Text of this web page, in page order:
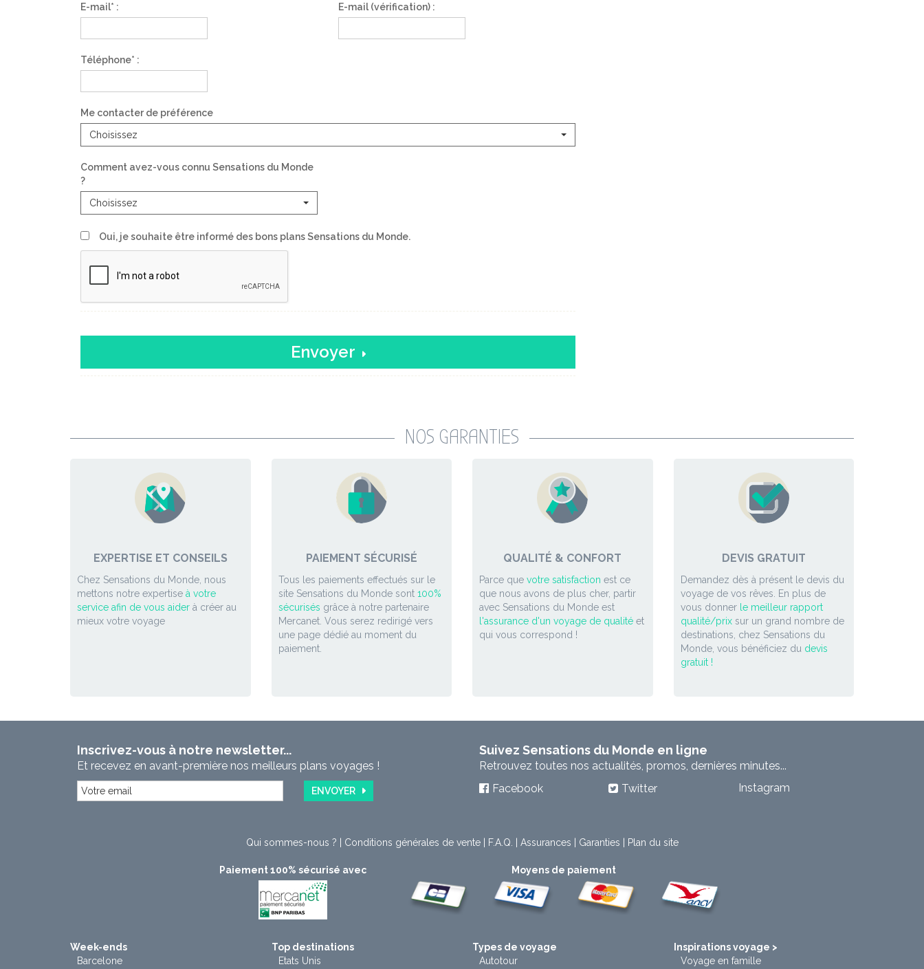
E-mail* : E-mail (vérification) :
Téléphone* :
Me contacter de préférence
Choisissez
Comment avez-vous connu Sensations du Monde
?
Choisissez
Oui, je souhaite être informé des bons plans Sensations du Monde.
Envoyer
NOS GARANTIES
EXPERTISE ET CONSEILS
Chez Sensations du Monde, nous
mettons notre expertise à votre
service afin de vous aider à créer au
mieux votre voyage
PAIEMENT SÉCURISÉ
Tous les paiements effectués sur le
site Sensations du Monde sont 100%
sécurisés grâce à notre partenaire
Mercanet. Vous serez redirigé vers
une page dédié au moment du
paiement.
QUALITÉ & CONFORT
Parce que votre satisfaction est ce
que nous avons de plus cher, partir
avec Sensations du Monde est
l'assurance d'un voyage de qualité et
qui vous correspond !
DEVIS GRATUIT
Demandez dès à présent le devis du
voyage de vos rêves. En plus de
vous donner le meilleur rapport
qualité/prixsur un grand nombre de
destinations, chez Sensations du
Monde, vous bénéficiez du devis
gratuit !
Inscrivez-vous à notre newsletter...
Et recevez en avant-première nos meilleurs plans voyages !
ENVOYER
Suivez Sensations du Monde en ligne
Retrouvez toutes nos actualités, promos, dernières minutes...
Facebook
Twitter Instagram
Qui sommes-nous ? Conditions générales de vente| F.A.Q. Assurances Garanties Plan du site
Paiement 100% sécurisé avec Moyens de paiement
Week-ends
Barcelone
Top destinations
Etats Unis
Types de voyage
Autotour
Inspirations voyage >
Voyage en famille